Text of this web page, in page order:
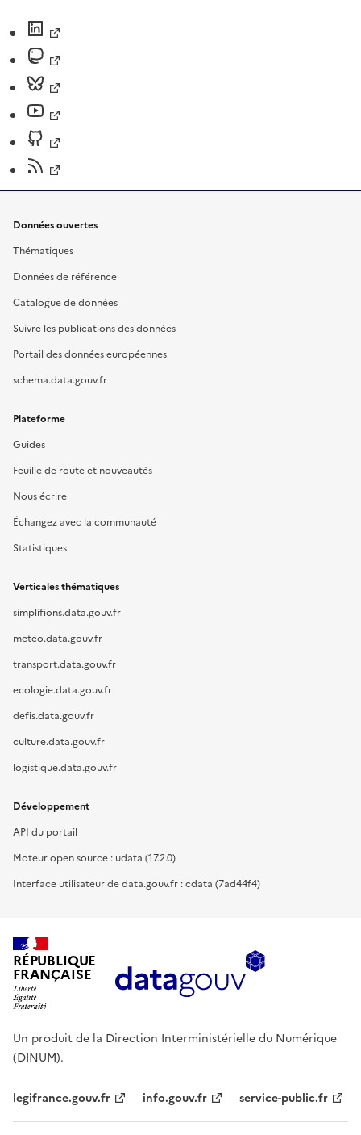
Données ouvertes
Thématiques
Données de référence
Catalogue de données
Suivre les publications des données
Portail des données européennes
schema.data.gouv.fr
Plateforme
Guides
Feuille de route et nouveautés
Nous écrire
Échangez avec la communauté
Statistiques
Verticales thématiques
simplifions.data.gouv.fr
meteo.data.gouv.fr
transport.data.gouv.fr
ecologie.data.gouv.fr
defis.data.gouv.fr
culture.data.gouv.fr
logistique.data.gouv.fr
Développement
API du portail
Moteur open source : udata (17.2.0)
Interface utilisateur de data.gouv.fr : cdata (7ad44f4)
RÉPUBLIQUE
FRANÇAISE
Un produit de la Direction Interministérielle du Numérique
(DINUM).
legifrance.gouv.fr info.gouv.fr service-public.fr